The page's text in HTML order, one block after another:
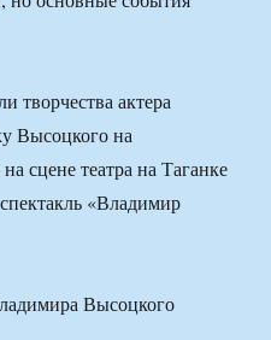
творчества актера
Высоцкого на
сцене театра на Таганке
«Владимир